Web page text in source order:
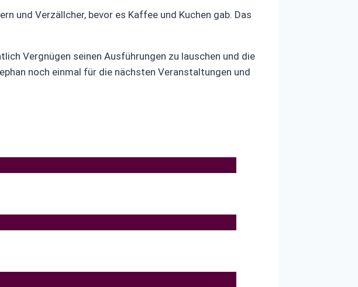
und Verzällcher, bevor es Kaffee und Kuchen gab. Das
Vergnügen seinen Ausführungen zu lauschen und die
noch einmal für die nächsten Veranstaltungen und